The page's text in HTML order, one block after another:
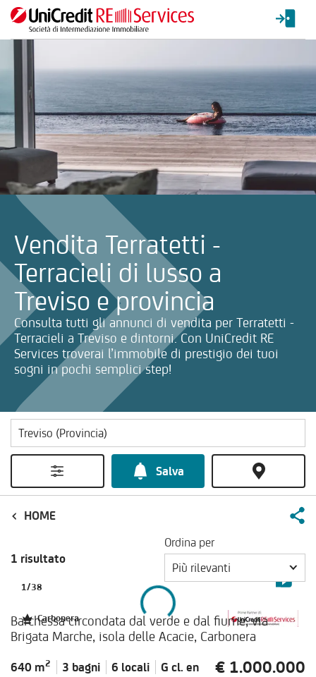
Vendita Terratetti -
Terracieli di lusso a
Treviso e provincia
Consulta tutti gli annunci di vendita per Terratetti -
Terracieli a Treviso e dintorni. Con UniCredit RE
Services troverai l’immobile di prestigio dei tuoi
sogni in pochi semplici step!
Salva
HOME
1 risultato
Ordina per
Più rilevanti
Carbonera
1/38
Barchessa circondata dal verde e dal fiume, via
Brigata Marche, isola delle Acacie, Carbonera
640 m2 3 bagni 6 locali G cl. en € 1.000.000